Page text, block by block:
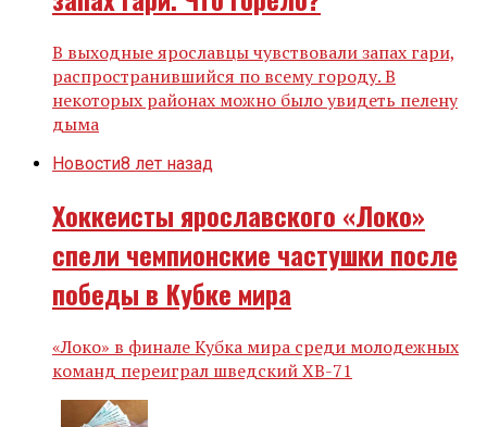
В выходные ярославцы чувствовали запах гари,
распространившийся по всему городу. В
некоторых районах можно было увидеть пелену
дыма
Новости8 лет назад
Хоккеисты ярославского «Локо»
спели чемпионские частушки после
победы в Кубке мира
«Локо» в финале Кубка мира среди молодежных
команд переиграл шведский ХВ-71